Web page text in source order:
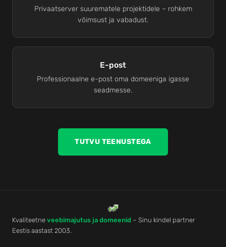
Privaatserver suurematele projektidele – rohkem
võimsust ja vabadust.
E-post
Professionaalne e-post oma domeeniga igasse
seadmesse.
TUTVU TEENUSTEGA
Kvaliteetne veebimajutus ja domeenid – Sinu kindel partner
Eestis aastast 2003.